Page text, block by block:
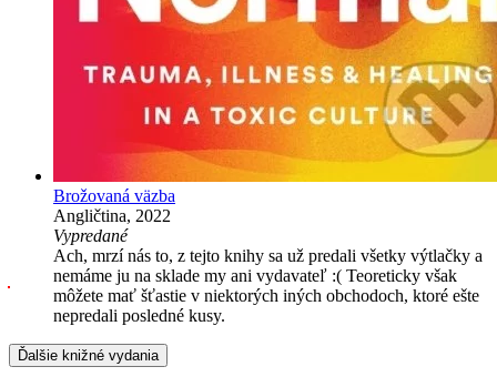
Brožovaná väzba
Angličtina, 2022
Vypredané
Ach, mrzí nás to, z tejto knihy sa už predali všetky výtlačky a
nemáme ju na sklade my ani vydavateľ :( Teoreticky však
môžete mať šťastie v niektorých iných obchodoch, ktoré ešte
nepredali posledné kusy.
Ďalšie knižné vydania